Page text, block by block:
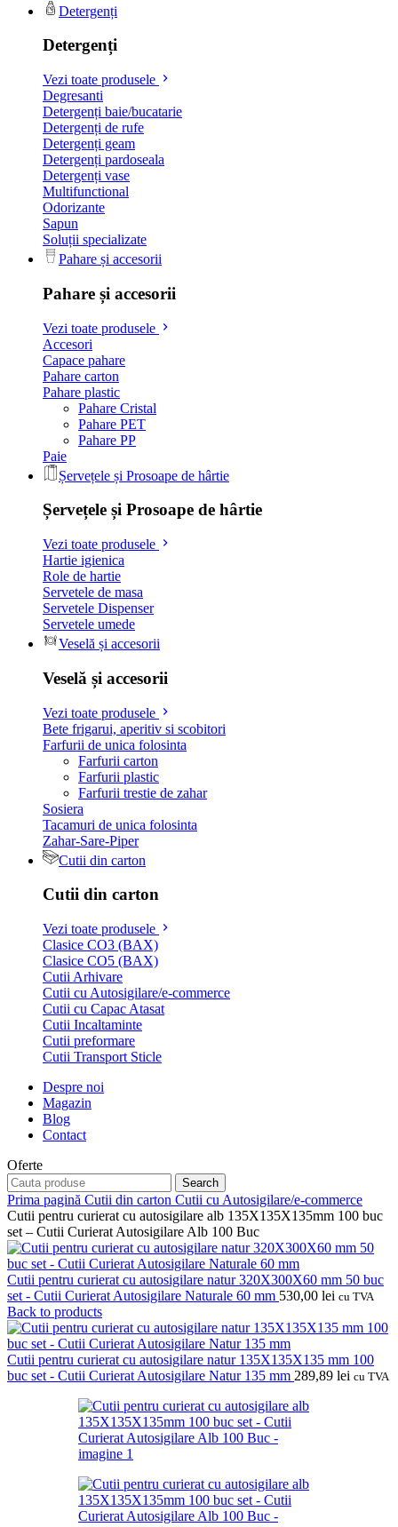
Detergenți
Detergenți
Vezi toate produsele
Degresanti
Detergenți baie/bucatarie
Detergenți de rufe
Detergenți geam
Detergenți pardoseala
Detergenți vase
Multifunctional
Odorizante
Sapun
Soluții specializate
Pahare și accesorii
Pahare și accesorii
Vezi toate produsele
Accesori
Capace pahare
Pahare carton
Pahare plastic
Pahare Cristal
Pahare PET
Pahare PP
Paie
Șervețele și Prosoape de hârtie
Șervețele și Prosoape de hârtie
Vezi toate produsele
Hartie igienica
Role de hartie
Servetele de masa
Servetele Dispenser
Servetele umede
Veselă și accesorii
Veselă și accesorii
Vezi toate produsele
Bete frigarui, aperitiv si scobitori
Farfurii de unica folosinta
Farfurii carton
Farfurii plastic
Farfurii trestie de zahar
Sosiera
Tacamuri de unica folosinta
Zahar-Sare-Piper
Cutii din carton
Cutii din carton
Vezi toate produsele
Clasice CO3 (BAX)
Clasice CO5 (BAX)
Cutii Arhivare
Cutii cu Autosigilare/e-commerce
Cutii cu Capac Atasat
Cutii Incaltaminte
Cutii preformare
Cutii Transport Sticle
Despre noi
Magazin
Blog
Contact
Oferte
Search
Prima pagină Cutii din carton Cutii cu Autosigilare/e-commerce
Cutii pentru curierat cu autosigilare alb 135X135X135mm 100 buc
set – Cutii Curierat Autosigilare Alb 100 Buc
Cutii pentru curierat cu autosigilare natur 320X300X60 mm 50 buc
set - Cutii Curierat Autosigilare Naturale 60 mm 530,00 lei cu TVA
Back to products
Cutii pentru curierat cu autosigilare natur 135X135X135 mm 100
buc set - Cutii Curierat Autosigilare Natur 135 mm 289,89 lei cu TVA